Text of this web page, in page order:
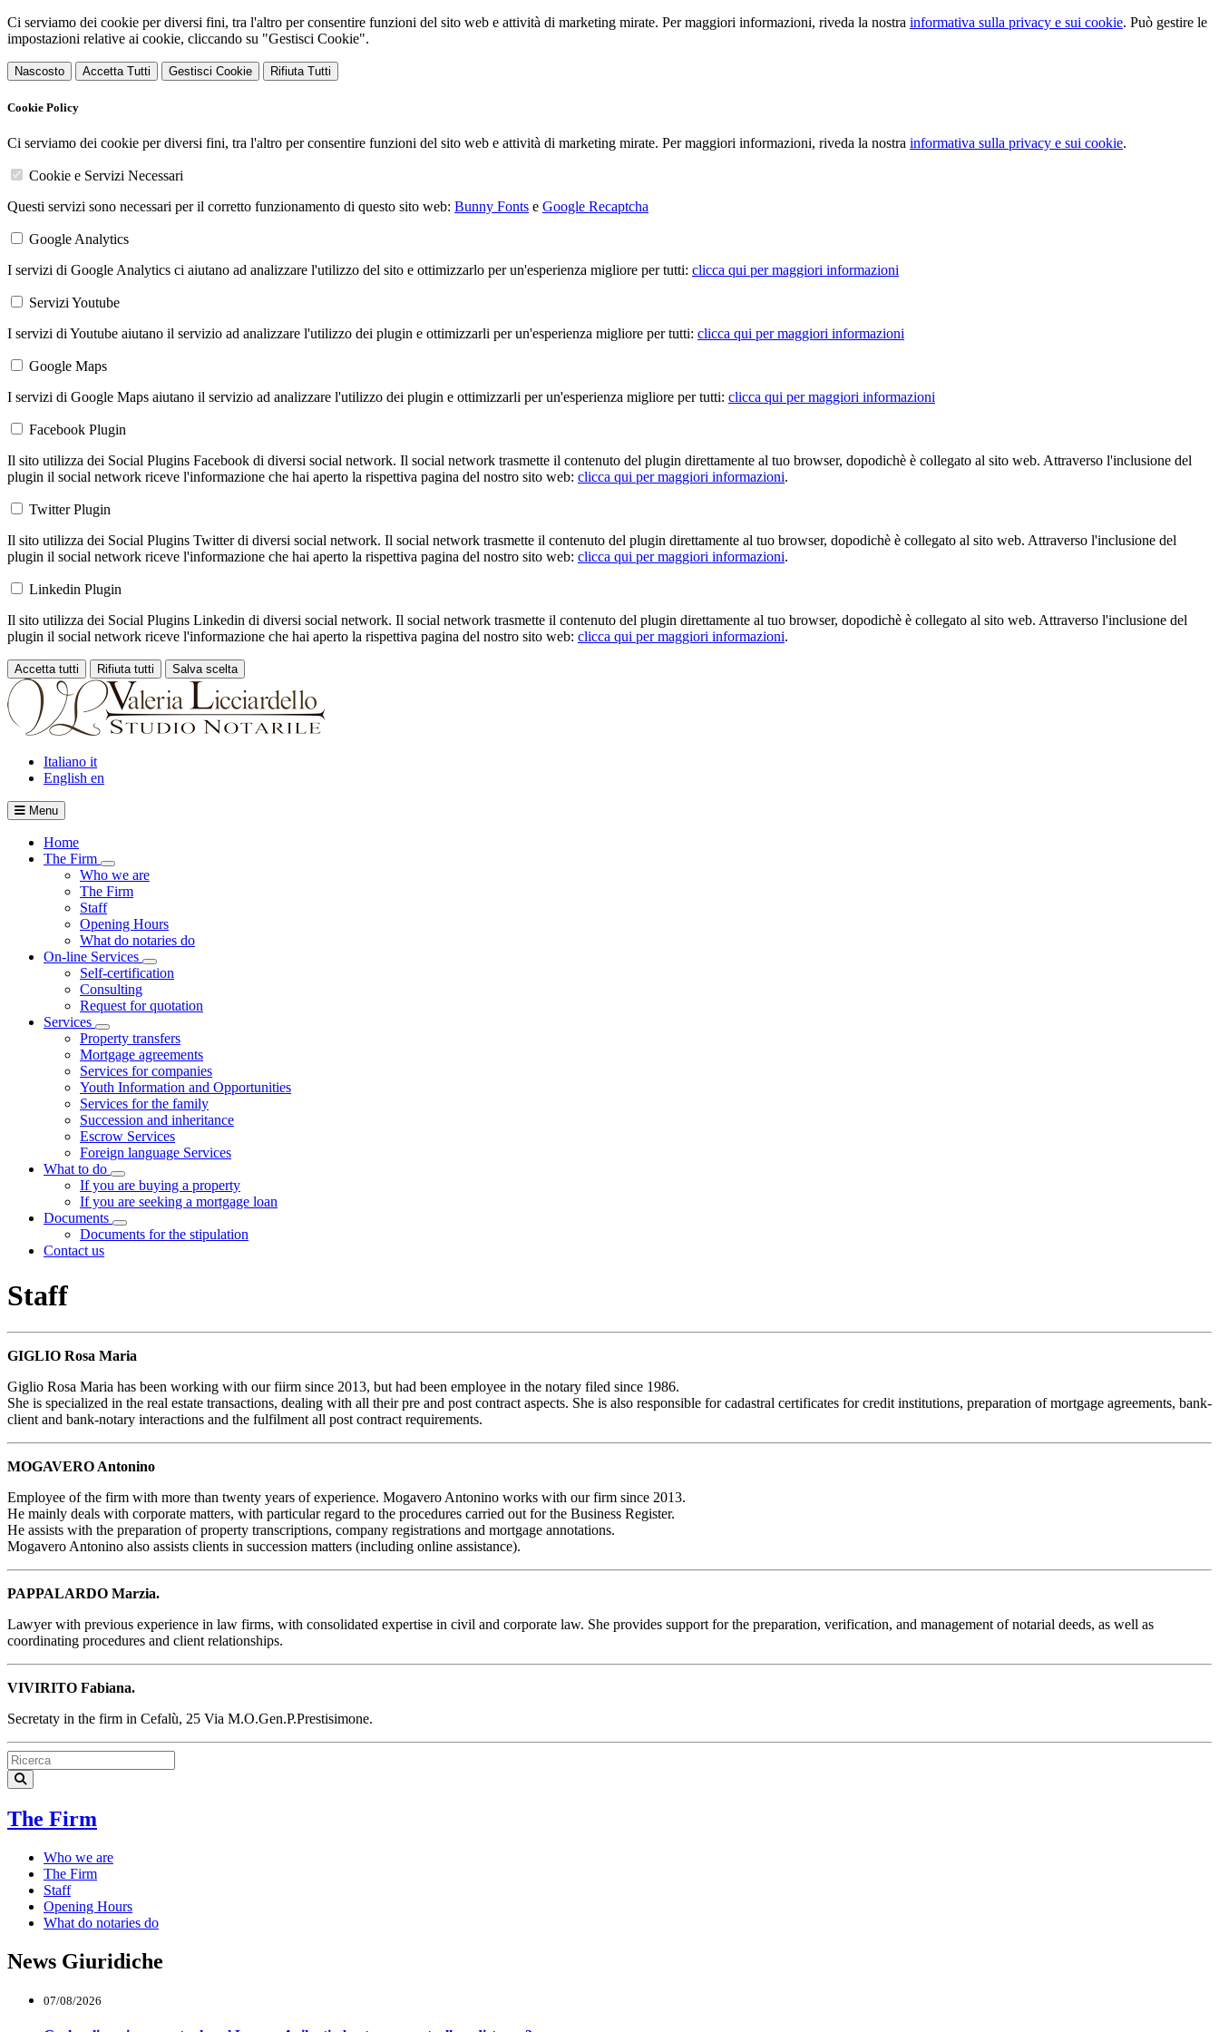
Ci serviamo dei cookie per diversi fini, tra l'altro per consentire funzioni del sito web e attività di marketing mirate. Per maggiori informazioni, riveda la nostra informativa sulla privacy e sui cookie. Può gestire le
impostazioni relative ai cookie, cliccando su "Gestisci Cookie".
Nascosto Accetta Tutti Gestisci Cookie Rifiuta Tutti
Cookie Policy
Ci serviamo dei cookie per diversi fini, tra l'altro per consentire funzioni del sito web e attività di marketing mirate. Per maggiori informazioni, riveda la nostra informativa sulla privacy e sui cookie.
Cookie e Servizi Necessari
Questi servizi sono necessari per il corretto funzionamento di questo sito web: Bunny Fonts e Google Recaptcha
Google Analytics
I servizi di Google Analytics ci aiutano ad analizzare l'utilizzo del sito e ottimizzarlo per un'esperienza migliore per tutti: clicca qui per maggiori informazioni
Servizi Youtube
I servizi di Youtube aiutano il servizio ad analizzare l'utilizzo dei plugin e ottimizzarli per un'esperienza migliore per tutti: clicca qui per maggiori informazioni
Google Maps
I servizi di Google Maps aiutano il servizio ad analizzare l'utilizzo dei plugin e ottimizzarli per un'esperienza migliore per tutti: clicca qui per maggiori informazioni
Facebook Plugin
Il sito utilizza dei Social Plugins Facebook di diversi social network. Il social network trasmette il contenuto del plugin direttamente al tuo browser, dopodichè è collegato al sito web. Attraverso l'inclusione del
plugin il social network riceve l'informazione che hai aperto la rispettiva pagina del nostro sito web: clicca qui per maggiori informazioni.
Twitter Plugin
Il sito utilizza dei Social Plugins Twitter di diversi social network. Il social network trasmette il contenuto del plugin direttamente al tuo browser, dopodichè è collegato al sito web. Attraverso l'inclusione del
plugin il social network riceve l'informazione che hai aperto la rispettiva pagina del nostro sito web: clicca qui per maggiori informazioni.
Linkedin Plugin
Il sito utilizza dei Social Plugins Linkedin di diversi social network. Il social network trasmette il contenuto del plugin direttamente al tuo browser, dopodichè è collegato al sito web. Attraverso l'inclusione del
plugin il social network riceve l'informazione che hai aperto la rispettiva pagina del nostro sito web: clicca qui per maggiori informazioni.
Accetta tutti Rifiuta tutti Salva scelta
Loading...
Italiano it
English en
Menu
Home
The Firm
Visualizza menù di secondo livello
Who we are
The Firm
Staff
Opening Hours
What do notaries do
On-line Services
Visualizza menù di secondo livello
Self-certification
Consulting
Request for quotation
Services
Visualizza menù di secondo livello
Property transfers
Mortgage agreements
Services for companies
Youth Information and Opportunities
Services for the family
Succession and inheritance
Escrow Services
Foreign language Services
What to do
Visualizza menù di secondo livello
If you are buying a property
If you are seeking a mortgage loan
Documents
Visualizza menù di secondo livello
Documents for the stipulation
Contact us
Staff
GIGLIO Rosa Maria
Giglio Rosa Maria has been working with our fiirm since 2013, but had been employee in the notary filed since 1986.
She is specialized in the real estate transactions, dealing with all their pre and post contract aspects. She is also responsible for cadastral certificates for credit institutions, preparation of mortgage agreements, bank-
client and bank-notary interactions and the fulfilment all post contract requirements.
MOGAVERO Antonino
Employee of the firm with more than twenty years of experience. Mogavero Antonino works with our firm since 2013.
He mainly deals with corporate matters, with particular regard to the procedures carried out for the Business Register.
He assists with the preparation of property transcriptions, company registrations and mortgage annotations.
Mogavero Antonino also assists clients in succession matters (including online assistance).
PAPPALARDO Marzia.
Lawyerwith previous experience in law firms, with consolidated expertise in civil and corporate law. She provides support for the preparation, verification, and management of notarial deeds, as well as
coordinating procedures and client relationships.
VIVIRITO Fabiana.
Secretaty in the firm in Cefalù, 25 Via M.O.Gen.P.Prestisimone.
The Firm
Who we are
The Firm
Staff
Opening Hours
What do notaries do
News Giuridiche
07/08/2026